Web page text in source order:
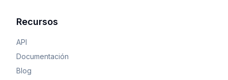
Recursos
API
Documentación
Blog